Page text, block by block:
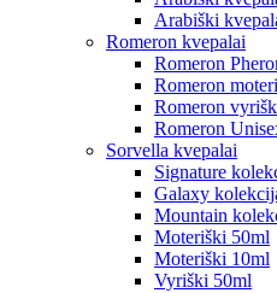
Arabiški
Romeron kvepalai
Romeron
Romeron
Romeron
Romeron
Sorvella kvepalai
Signature
Galaxy
Mountain
Moteriški 50ml
Moteriški 10ml
Vyriški 50ml